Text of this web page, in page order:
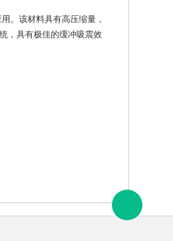
。该材料具有高压缩量，
，具有极佳的缓冲吸震效